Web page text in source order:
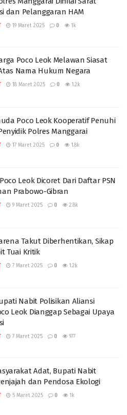
dan Pelanggaran HAM
19 Maret 2025 0 1k
Poco Leok Melawan Siasat
Nama Hukum Negara
18 Maret 2025 0 1.2k
Poco Leok Kooperatif Penuhi
Polres Manggarai
17 Maret 2025 0 1.8k
Leok Dicoret Dari Daftar PSN
Prabowo-Gibran
9 Maret 2025 0 2.8k
Takut Diberhentikan, Sikap
Tuai Kritik
7 Maret 2025 0 1.2k
Nabit Polisikan Aliansi
Leok Dianggap Sebagai Upaya
7 Maret 2025 0 977
Adat, Bupati Nabit
dan Pendosa Ekologi
5 Maret 2025 0 1k